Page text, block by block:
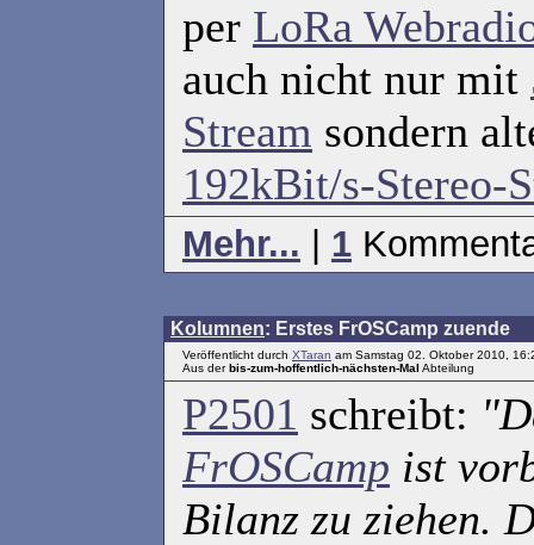
per LoRa
auch nicht nur mit
Stream sondern
192kBit/s-Stereo-
Mehr... 1
Kolumnen: Erstes FrOSCamp zuende
Veröffentlicht durch XTaran am Samstag 02. Oktober 2010,
Aus derbis-zum-hoffentlich-nächsten-Mal Abteilung
P2501 schreibt:
FrOSCamp ist
Bilanz zu ziehen.